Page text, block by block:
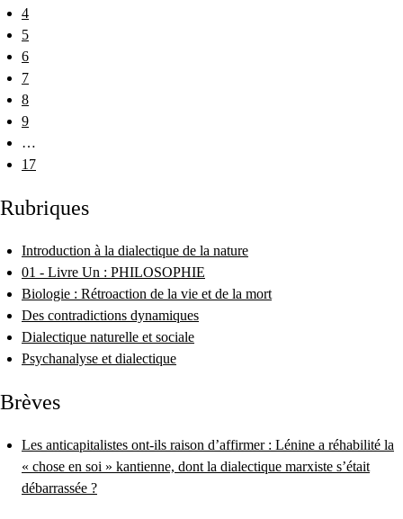
4
5
6
7
8
9
…
17
Rubriques
Introduction à la dialectique de la nature
01 - Livre Un : PHILOSOPHIE
Biologie : Rétroaction de la vie et de la mort
Des contradictions dynamiques
Dialectique naturelle et sociale
Psychanalyse et dialectique
Brèves
Les anticapitalistes ont-ils raison d’affirmer : Lénine a réhabilité la
« chose en soi » kantienne, dont la dialectique marxiste s’était
débarrassée ?